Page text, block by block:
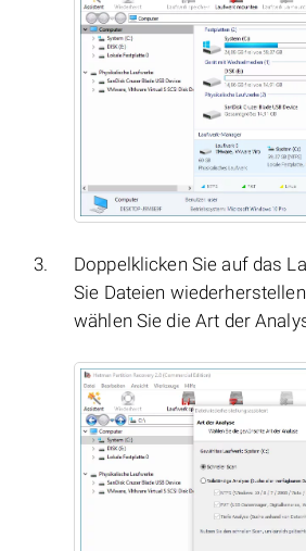
Doppelklicken Sie auf das
Sie Dateien
wählen Sie die Art der